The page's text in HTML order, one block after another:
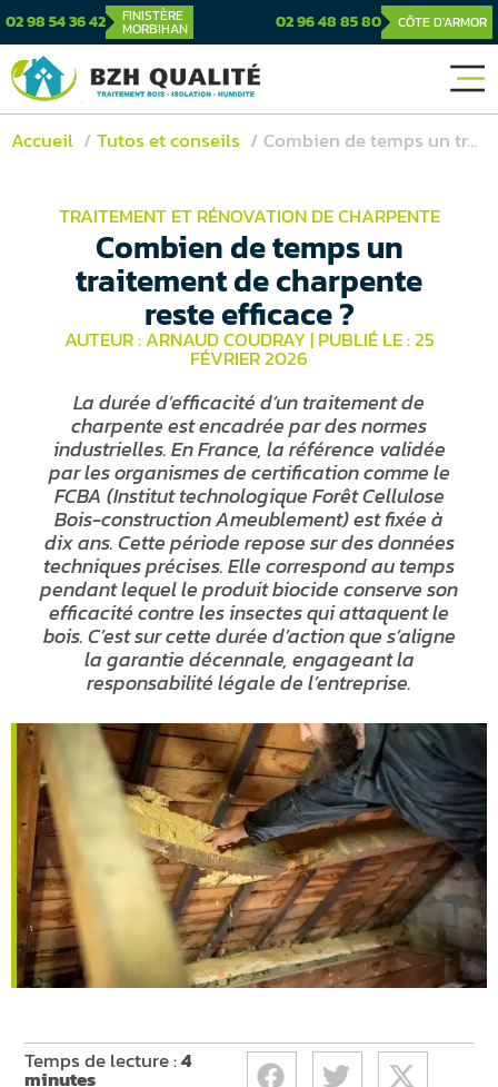
02 98 54 36 42 FINISTÈRE
MORBIHAN 02 96 48 85 80 CÔTE D'ARMOR
Accueil Tutos et conseils Combien de temps un traitement de charpente reste efficace ?
TRAITEMENT ET RÉNOVATION DE CHARPENTE
Combien de temps un
traitement de charpente
reste efficace ?
AUTEUR : ARNAUD COUDRAY|PUBLIÉ LE : 25
FÉVRIER 2026
La durée d’efficacité d’un traitement de
charpente est encadrée par des normes
industrielles. En France, la référence validée
par les organismes de certification comme le
FCBA (Institut technologique Forêt Cellulose
Bois-construction Ameublement) est fixée à
dix ans. Cette période repose sur des données
techniques précises. Elle correspond au temps
pendant lequel le produit biocide conserve son
efficacité contre les insectes qui attaquent le
bois. C’est sur cette durée d’action que s’aligne
la garantie décennale, engageant la
responsabilité légale de l’entreprise.
Temps de lecture :4
minutes